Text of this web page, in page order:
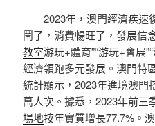
2023年，澳門經濟疾速
鬧了，消費暢旺了，發展信
教室游玩+體育”“游玩+會展
經濟領跑多元發展。澳門特
統計顯示，2023年進境澳門
萬人次。據悉，2023年前三
場地按年實質增長77.7%。